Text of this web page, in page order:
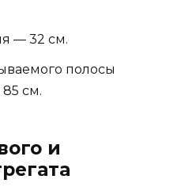
— 32 см.
полосы
см.
и